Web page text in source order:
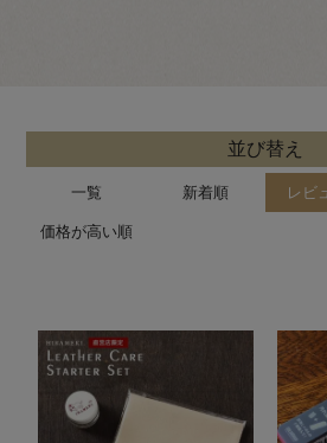
並び替え
一覧 新着順 レビ
価格が高い順